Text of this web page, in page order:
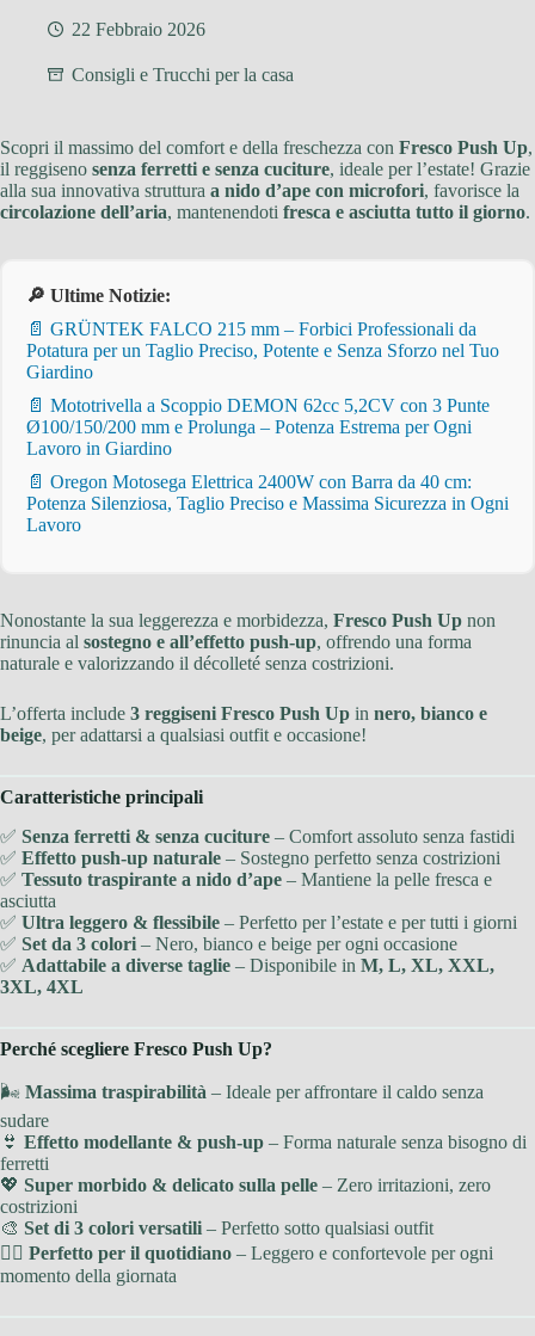
22 Febbraio 2026
Consigli e Trucchi per la casa
Scopri il massimo del comfort e della freschezza con Fresco Push Up,
il reggiseno senza ferretti e senza cuciture, ideale per l’estate! Grazie
alla sua innovativa struttura a nido d’ape con microfori, favorisce la
circolazione dell’aria, mantenendoti fresca e asciutta tutto il giorno.
🔎 Ultime Notizie:
📄 GRÜNTEK FALCO 215 mm – Forbici Professionali da
Potatura per un Taglio Preciso, Potente e Senza Sforzo nel Tuo
Giardino
📄 Mototrivella a Scoppio DEMON 62cc 5,2CV con 3 Punte
Ø100/150/200 mm e Prolunga – Potenza Estrema per Ogni
Lavoro in Giardino
📄 Oregon Motosega Elettrica 2400W con Barra da 40 cm:
Potenza Silenziosa, Taglio Preciso e Massima Sicurezza in Ogni
Lavoro
Nonostante la sua leggerezza e morbidezza, Fresco Push Up non
rinuncia al sostegno e all’effetto push-up, offrendo una forma
naturale e valorizzando il décolleté senza costrizioni.
L’offerta include 3 reggiseni Fresco Push Up in nero, bianco e
beige, per adattarsi a qualsiasi outfit e occasione!
Caratteristiche principali
✅ Senza ferretti & senza cuciture – Comfort assoluto senza fastidi
✅ Effetto push-up naturale – Sostegno perfetto senza costrizioni
✅ Tessuto traspirante a nido d’ape – Mantiene la pelle fresca e
asciutta
✅ Ultra leggero & flessibile – Perfetto per l’estate e per tutti i giorni
✅ Set da 3 colori – Nero, bianco e beige per ogni occasione
✅ Adattabile a diverse taglie – Disponibile in M, L, XL, XXL,
3XL, 4XL
Perché scegliere Fresco Push Up?
🌬 Massima traspirabilità – Ideale per affrontare il caldo senza
sudare
👙 Effetto modellante & push-up – Forma naturale senza bisogno di
ferretti
💖 Super morbido & delicato sulla pelle – Zero irritazioni, zero
costrizioni
🎨 Set di 3 colori versatili – Perfetto sotto qualsiasi outfit
🧘‍♀️ Perfetto per il quotidiano – Leggero e confortevole per ogni
momento della giornata